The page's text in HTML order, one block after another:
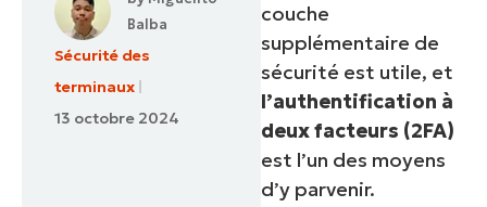
Balba
Sécurité des
terminaux
13 octobre 2024
couche
supplémentaire de
sécurité est utile, et
l’authentification à
deux facteurs (2FA)
est l’un des moyens
d’y parvenir.